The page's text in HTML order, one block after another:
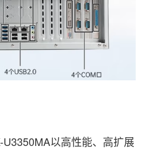
以高性能、高扩展